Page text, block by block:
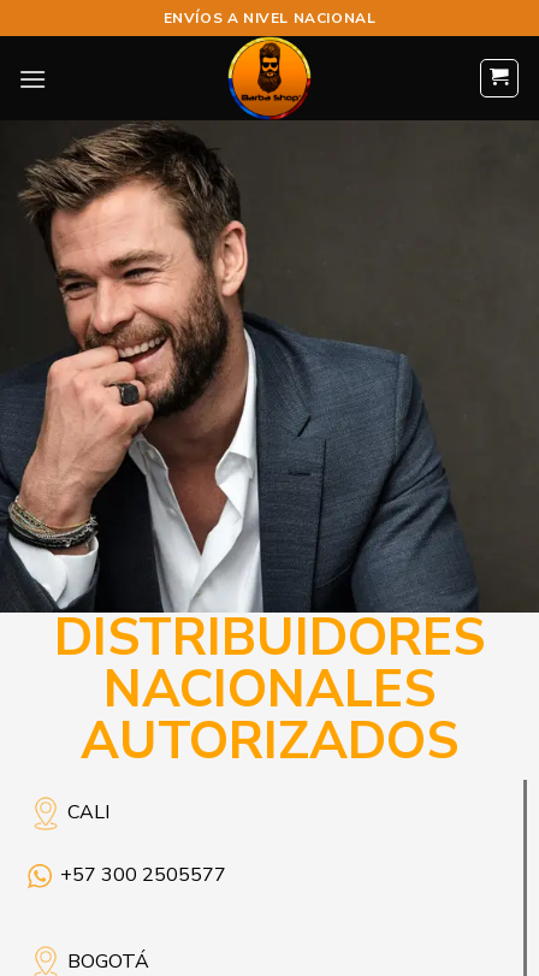
ENVÍOS A NIVEL NACIONAL
DISTRIBUIDORES
NACIONALES
AUTORIZADOS
CALI
+57 300 2505577
BOGOTÁ